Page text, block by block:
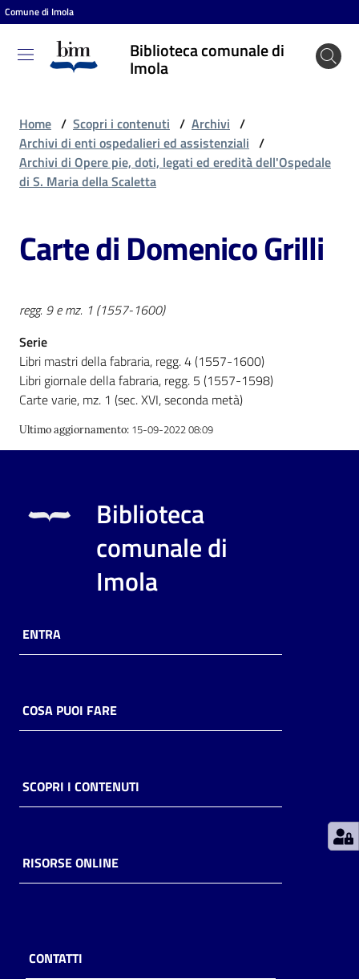
Vai al contenuto
Vai alla navigazione
Vai al footer
Comune di Imola
Biblioteca comunale di
Imola
Biblioteca
comunale
Entra
Cosa
puoi
Scopri
i
contenuti
Risorse
Archivio
Decentrate
per
la
Seguici
Home / Scopri i contenuti / Archivi /
Archivi di enti ospedalieri ed assistenziali /
Archivi di Opere pie, doti, legati ed eredità dell'Ospedale
di S. Maria della Scaletta
Carte di Domenico Grilli
regg. 9 e mz. 1 (1557-1600)
Serie
Libri mastri della fabraria, regg. 4 (1557-1600)
Libri giornale della fabraria, regg. 5 (1557-1598)
Carte varie, mz. 1 (sec. XVI, seconda metà)
Ultimo aggiornamento: 15-09-2022 08:09
Biblioteca
comunale di
Imola
ENTRA
COSA PUOI FARE
SCOPRI I CONTENUTI
RISORSE ONLINE
CONTATTI